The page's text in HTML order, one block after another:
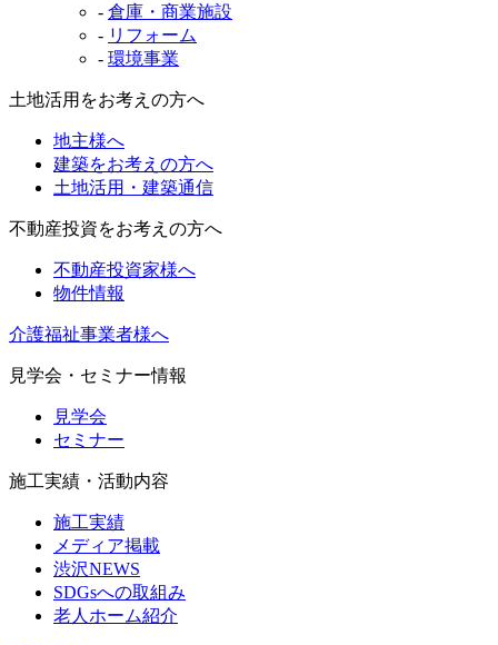
- 倉庫・商業施設
- リフォーム
- 環境事業
土地活用をお考えの方へ
地主様へ
建築をお考えの方へ
土地活用・建築通信
不動産投資をお考えの方へ
不動産投資家様へ
物件情報
介護福祉事業者様へ
見学会・セミナー情報
見学会
セミナー
施工実績・活動内容
施工実績
メディア掲載
渋沢NEWS
SDGsへの取組み
老人ホーム紹介